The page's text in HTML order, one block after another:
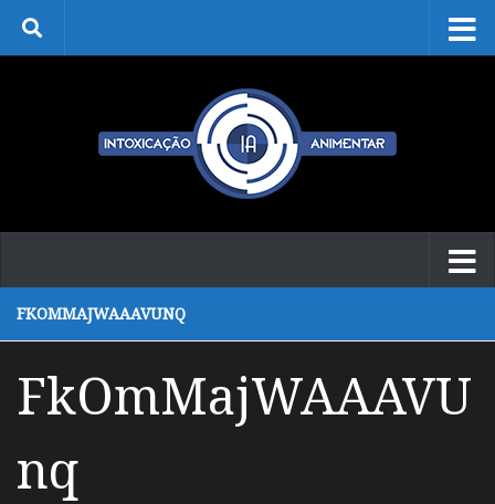
Skip to content
FKOMMAJWAAAVUNQ
FkOmMajWAAAVU
nq